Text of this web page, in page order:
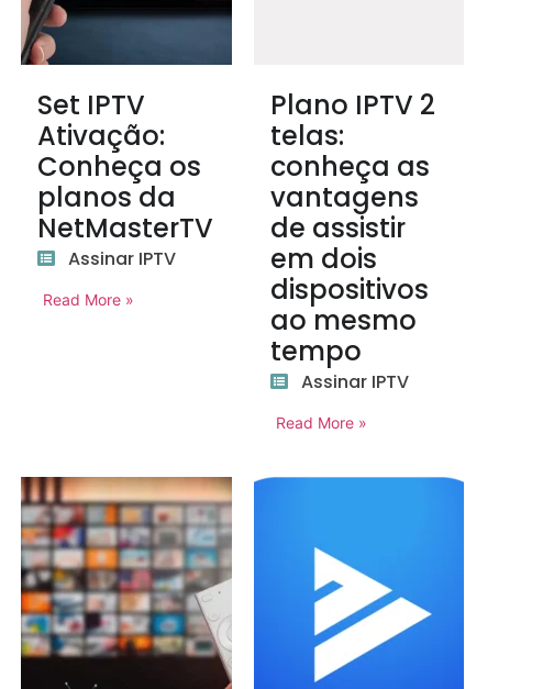
Set IPTV
Ativação:
Conheça os
planos da
NetMasterTV
Assinar IPTV
Read More »
Plano IPTV 2
telas:
conheça as
vantagens
de assistir
em dois
dispositivos
ao mesmo
tempo
Assinar IPTV
Read More »